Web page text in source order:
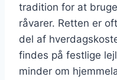
tradition for at
råvarer. Retten er
del af
findes på festlige
minder om